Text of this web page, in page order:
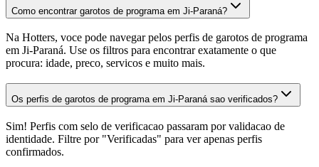
Como encontrar garotos de programa em Ji-Paraná?
Na Hotters, voce pode navegar pelos perfis de garotos de programa
em Ji-Paraná. Use os filtros para encontrar exatamente o que
procura: idade, preco, servicos e muito mais.
Os perfis de garotos de programa em Ji-Paraná sao verificados?
Sim! Perfis com selo de verificacao passaram por validacao de
identidade. Filtre por "Verificadas" para ver apenas perfis
confirmados.